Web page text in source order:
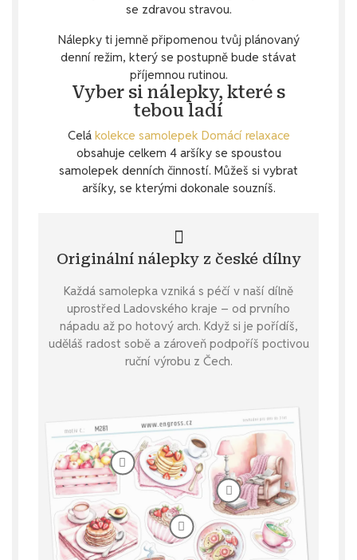
se zdravou stravou.
Nálepky ti jemně připomenou tvůj plánovaný
denní režim, který se postupně bude stávat
příjemnou rutinou.
Vyber si nálepky, které s
tebou ladí
Celá kolekce samolepek Domácí relaxace
obsahuje celkem 4 aršíky se spoustou
samolepek denních činností. Můžeš si vybrat
aršíky, se kterými dokonale souzníš.
Originální nálepky z české dílny
Každá samolepka vzniká s péčí v naší dílně
uprostřed Ladovského kraje – od prvního
nápadu až po hotový arch. Když si je pořídíš,
uděláš radost sobě a zároveň podpoříš poctivou
ruční výrobu z Čech.